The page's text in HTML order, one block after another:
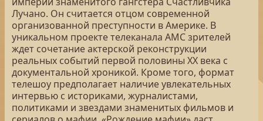
Лучано. Он считается отцом современной
организованной преступности в Америке. В
уникальном проекте телеканала AMC зрителей
ждет сочетание актерской реконструкции
реальных событий первой половины XX века с
документальной хроникой. Кроме того, формат
телешоу предполагает наличие увлекательных
интервью с историками, журналистами,
политиками и звездами знаменитых фильмов и